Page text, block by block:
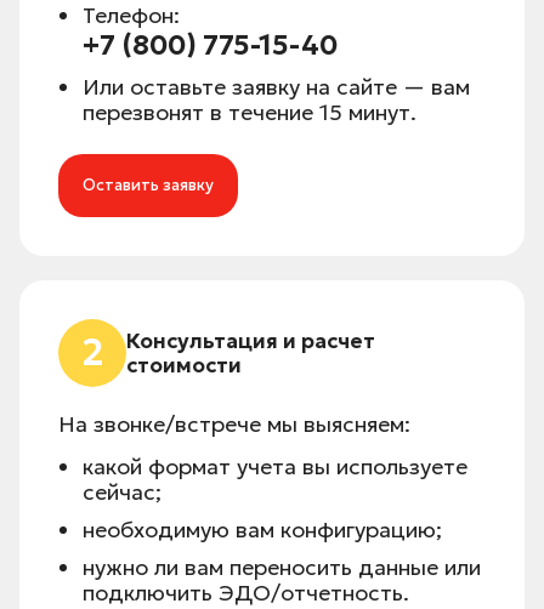
Телефон:
+7 (800) 775-15-40
Или оставьте заявку на сайте — вам
перезвонят в течение 15 минут.
Оставить заявку
2
Консультация и расчет
стоимости
На звонке/встрече мы выясняем:
какой формат учета вы используете
сейчас;
необходимую вам конфигурацию;
нужно ли вам переносить данные или
подключить ЭДО/отчетность.